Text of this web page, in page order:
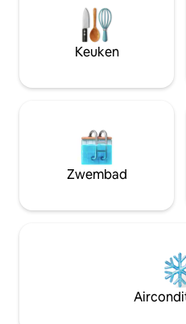
buitenzwembad, weelderige
boma braai faciliteiten. DSTV,
omvormer dragen allemaal bij
comfort van je verblijf.
Keuken
Zwembad